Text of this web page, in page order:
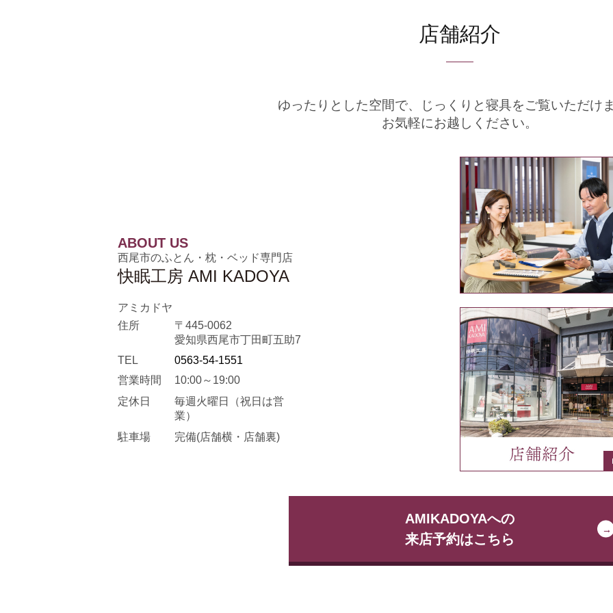
店舗紹介
ゆったりとした空間で、
じっくりと寝具をご覧いただけ
お気軽にお越しください。
ABOUT US
西尾市のふとん・枕・ベッド専門店
快眠工房 AMI KADOYA
アミカドヤ
住所
〒445-0062
愛知県西尾市丁田町五助7
TEL
0563-54-1551
営業時間
10:00～19:00
定休日
毎週火曜日
（祝日は営
業）
駐車場
完備(店舗横・店舗裏)
AMIKADOYAへの
来店予約はこちら